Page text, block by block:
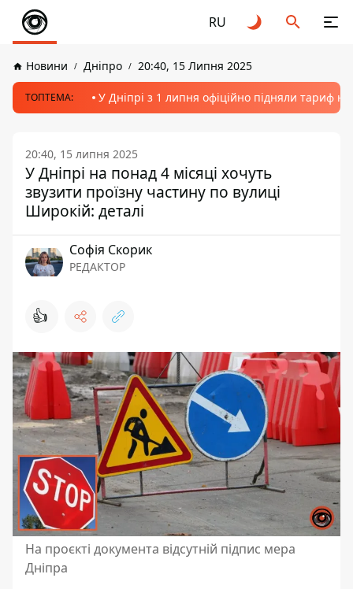
RU
Новини Дніпро 20:40, 15 Липня 2025
ТОПТЕМА: У Дніпрі з 1 липня офіційно підняли тариф
20:40, 15 липня 2025
У Дніпрі на понад 4 місяці хочуть
звузити проїзну частину по вулиці
Широкій: деталі
Софія Скорик
РЕДАКТОР
👍
На проєкті документа відсутній підпис мера
Дніпра